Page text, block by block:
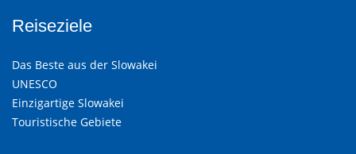
Reiseziele
Das Beste aus der Slowakei
UNESCO
Einzigartige Slowakei
Touristische Gebiete